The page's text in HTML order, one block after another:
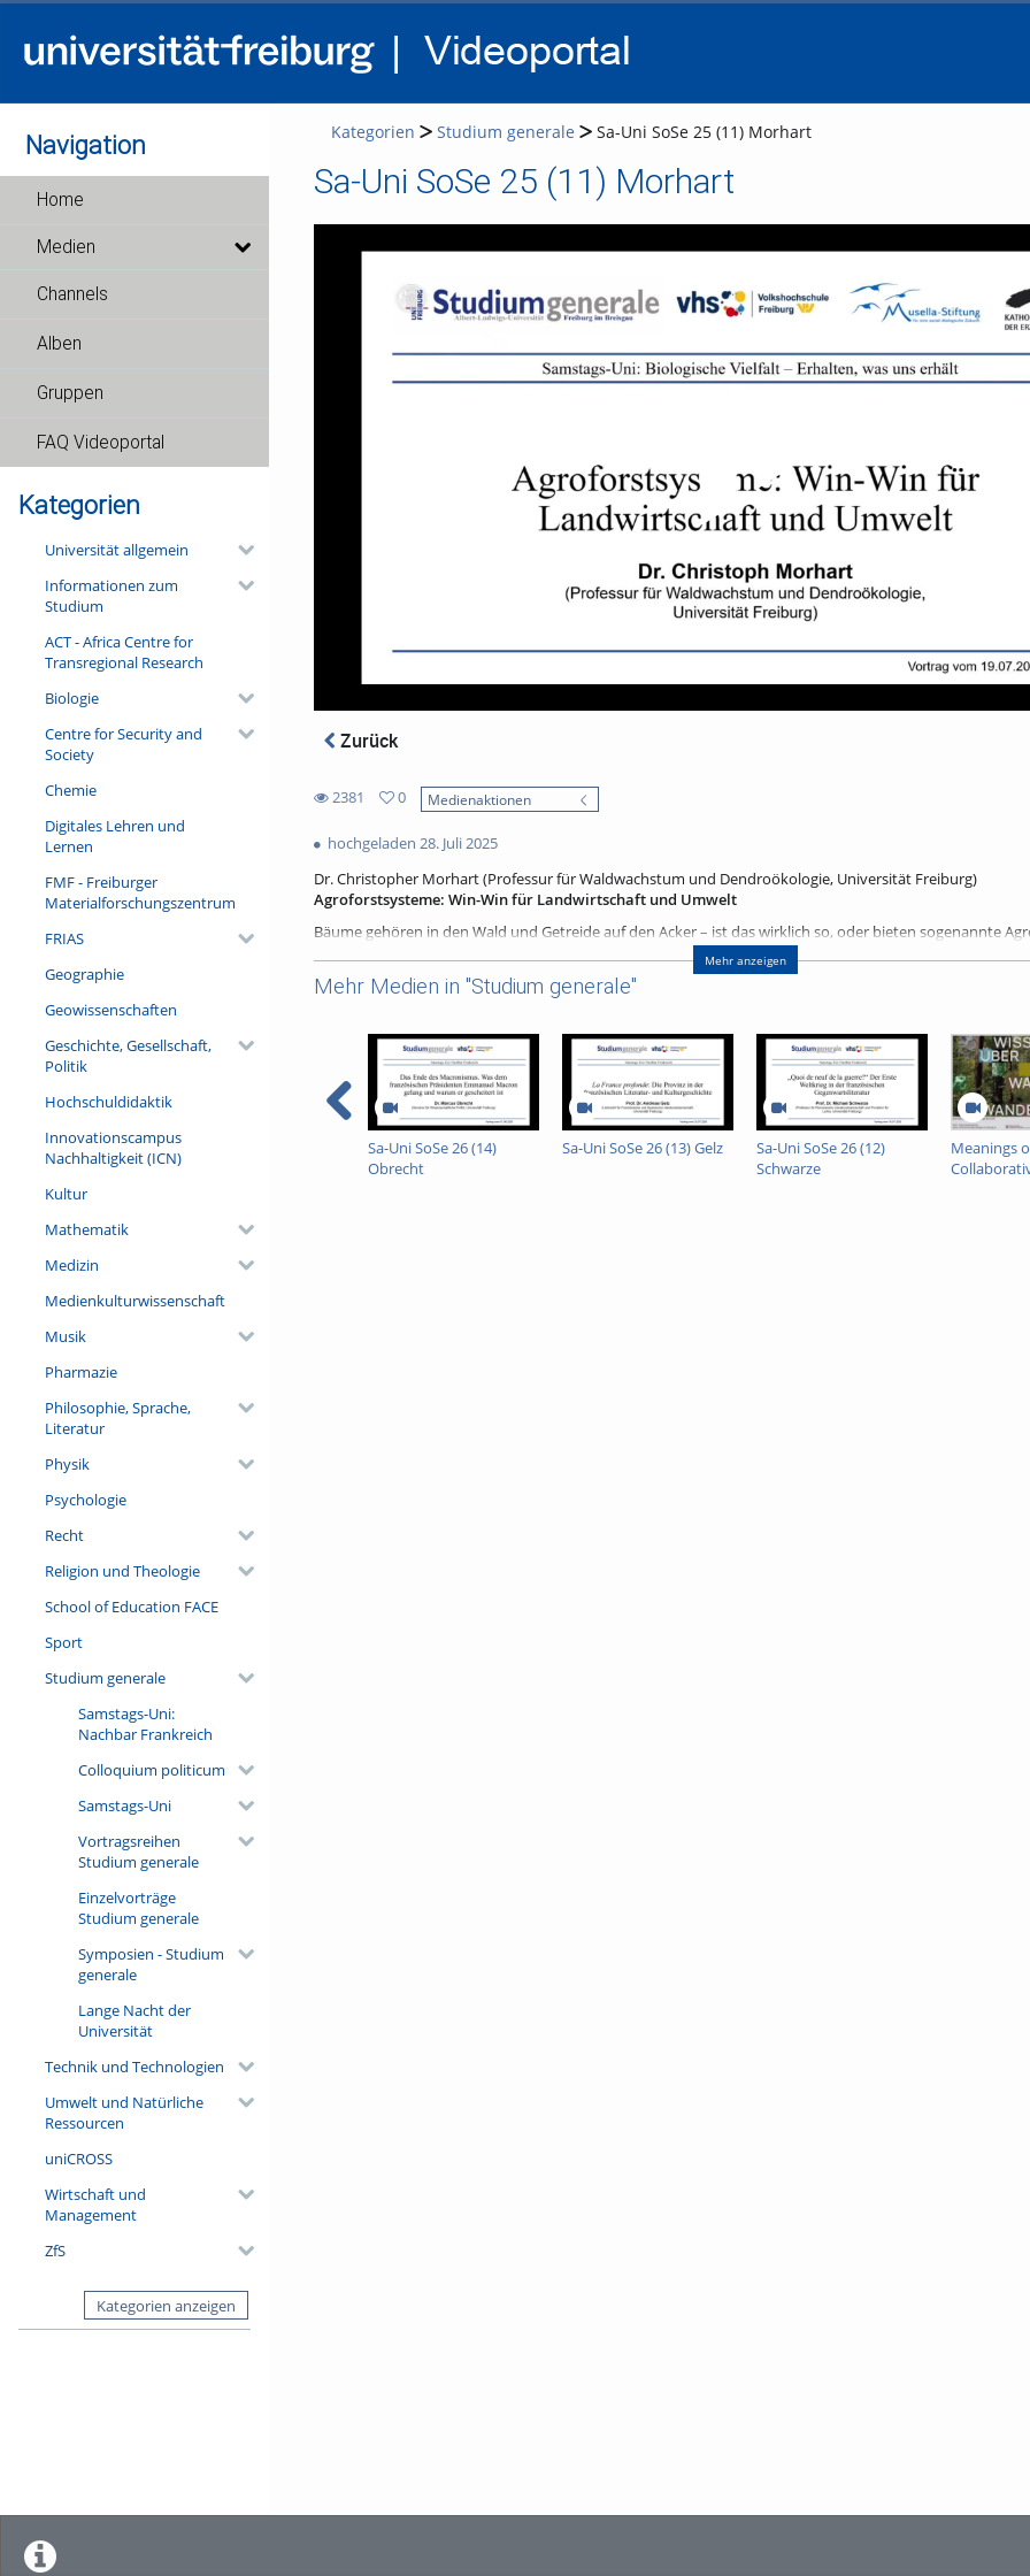
Navigation
Home
Medien
Channels
Alben
Gruppen
FAQ Videoportal
Kategorien
Universität allgemein
Informationen zum
Studium
ACT - Africa Centre for
Transregional Research
Biologie
Centre for Security and
Society
Chemie
Digitales Lehren und
Lernen
FMF - Freiburger
Materialforschungszentrum
FRIAS
Geographie
Geowissenschaften
Geschichte, Gesellschaft,
Politik
Hochschuldidaktik
Innovationscampus
Nachhaltigkeit (ICN)
Kultur
Mathematik
Medizin
Medienkulturwissenschaft
Musik
Pharmazie
Philosophie, Sprache,
Literatur
Physik
Psychologie
Recht
Religion und Theologie
School of Education FACE
Sport
Studium generale
Samstags-Uni:
Nachbar Frankreich
Colloquium politicum
Samstags-Uni
Vortragsreihen
Studium generale
Einzelvorträge
Studium generale
Symposien - Studium
generale
Lange Nacht der
Universität
Technik und Technologien
Umwelt und Natürliche
Ressourcen
uniCROSS
Wirtschaft und
Management
ZfS
Kategorien anzeigen
Kategorien Studium generale Sa-Uni SoSe 25 (11) Morhart
Sa-Uni SoSe 25 (11) Morhart
Zurück
2381
views
0
favorites
Medienaktionen
hochgeladen 28. Juli 2025
Dr. Christopher Morhart (Professur für Waldwachstum und Dendroökologie, Universität Freiburg)
Agroforstsysteme: Win-Win für Landwirtschaft und Umwelt
Bäume gehören in den Wald und Getreide auf den Acker – ist das wirklich so, oder bieten sogenannte
mehr für Mensch und Natur? Dieser Frage soll im Vortrag nachgegangen werden. Dass Bäume und
durch die Schaffung von Lebensräumen und Nahrungsquellen für zahlreiche Tier- und Pflanzenarten
und Wassererosion reduzieren, ist vielen bekannt. Darüber hinaus ergeben sich durch deren Integration
Weise miteinander. Da sowohl Bäume als auch Ackerkulturen Wasser, Licht und Nährstoffe benötigen,
Macht es Sinn, beide zu kombinieren? Taucht man in die faszinierende Welt der Agroforstsysteme ein,
die Realität weitaus komplexer ist, als es zunächst scheint.
Referent/in:
Dr. Christopher Morhart (Professur für Waldwachstum und
Dendroökologie, Universität Freiburg)
Mehr anzeigen
Mehr Medien in "Studium generale"
Sa-Uni SoSe 26 (14)
Obrecht
Sa-Uni SoSe 26 (13) Gelz
Sa-Uni SoSe 26 (12)
Schwarze
Meanings